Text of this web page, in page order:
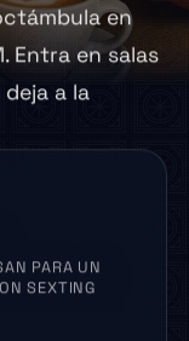
en
Entra en salas
a la
PARA UN
SEXTING